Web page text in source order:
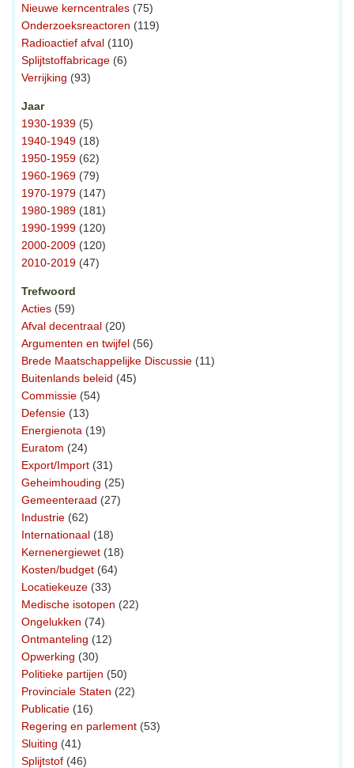
Nieuwe kerncentrales (75)
Onderzoeksreactoren (119)
Radioactief afval (110)
Splijtstoffabricage (6)
Verrijking (93)
Jaar
1930-1939 (5)
1940-1949 (18)
1950-1959 (62)
1960-1969 (79)
1970-1979 (147)
1980-1989 (181)
1990-1999 (120)
2000-2009 (120)
2010-2019 (47)
Trefwoord
Acties (59)
Afval decentraal (20)
Argumenten en twijfel (56)
Brede Maatschappelijke Discussie (11)
Buitenlands beleid (45)
Commissie (54)
Defensie (13)
Energienota (19)
Euratom (24)
Export/Import (31)
Geheimhouding (25)
Gemeenteraad (27)
Industrie (62)
Internationaal (18)
Kernenergiewet (18)
Kosten/budget (64)
Locatiekeuze (33)
Medische isotopen (22)
Ongelukken (74)
Ontmanteling (12)
Opwerking (30)
Politieke partijen (50)
Provinciale Staten (22)
Publicatie (16)
Regering en parlement (53)
Sluiting (41)
Splijtstof (46)